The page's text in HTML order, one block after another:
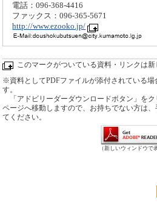
電話：096-368-4416
ファックス：096-365-5671
http://www.ezooko.jp/
このマークがついている資料・リンクは
※資料としてPDFファイルが添付されている場
す。
「アドビリーダーダウンロードボタン」を
ページへ移動しますので、お持ちでない方は
てください。
（新しいウィンドウで